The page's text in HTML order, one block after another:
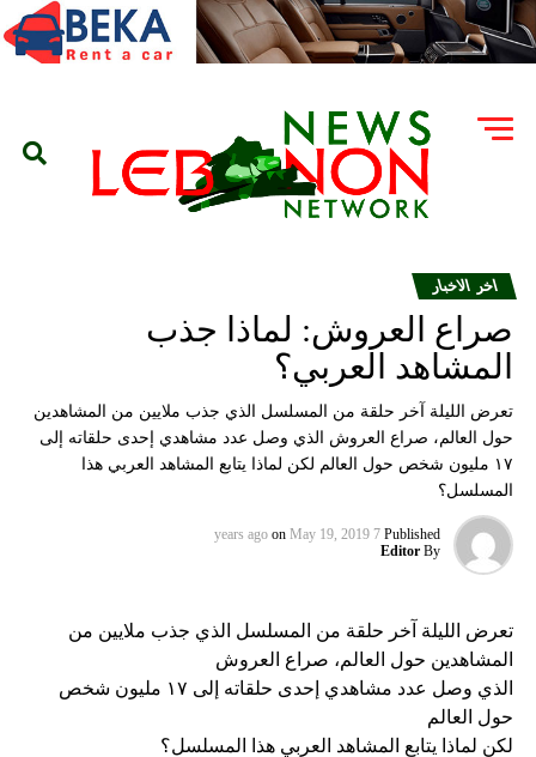
اخر الاخبار
صراع العروش: لماذا جذب
المشاهد العربي؟
تعرض الليلة آخر حلقة من المسلسل الذي جذب ملايين من المشاهدين
حول العالم، صراع العروش الذي وصل عدد مشاهدي إحدى حلقاته إلى
١٧ مليون شخص حول العالم لكن لماذا يتابع المشاهد العربي هذا
المسلسل؟
Published
7 years ago
on May 19, 2019
By
Editor
تعرض الليلة آخر حلقة من المسلسل الذي جذب ملايين من
المشاهدين حول العالم، صراع العروش
الذي وصل عدد مشاهدي إحدى حلقاته إلى ١٧ مليون شخص
حول العالم
لكن لماذا يتابع المشاهد العربي هذا المسلسل؟